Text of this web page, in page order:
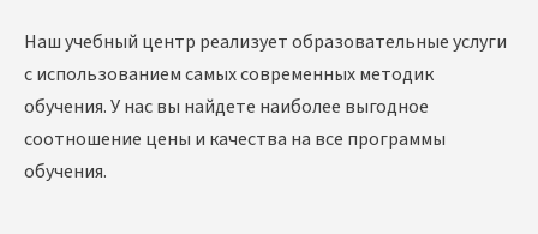
Наш учебный центр реализует образовательные услуги
с использованием самых современных методик
обучения. У нас вы найдете наиболее выгодное
соотношение цены и качества на все программы
обучения.